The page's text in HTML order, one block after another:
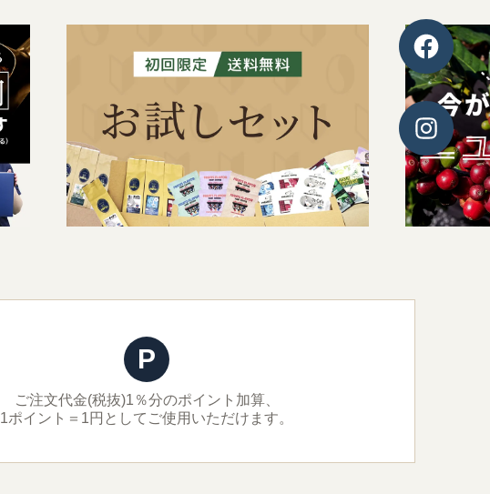
P
ご注文代金(税抜)1％分のポイント加算、
1ポイント＝1円としてご使用いただけます。